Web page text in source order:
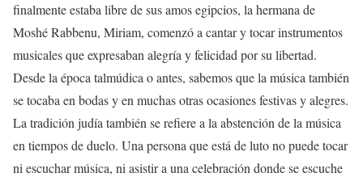
finalmente estaba libre de sus amos egipcios, la hermana de
Moshé Rabbenu, Miriam, comenzó a cantar y tocar instrumentos
musicales que expresaban alegría y felicidad por su libertad.
Desde la época talmúdica o antes, sabemos que la música también
se tocaba en bodas y en muchas otras ocasiones festivas y alegres.
La tradición judía también se refiere a la abstención de la música
en tiempos de duelo. Una persona que está de luto no puede tocar
ni escuchar música, ni asistir a una celebración donde se escuche